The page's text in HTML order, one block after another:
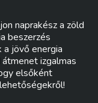
naprakész a zöld
beszerzés
jövő energia
izgalmas
elsőként